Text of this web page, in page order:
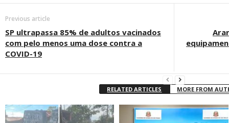
Previous article
SP ultrapassa 85% de adultos vacinados
com pelo menos uma dose contra a
COVID-19
RELATED ARTICLES MORE FROM